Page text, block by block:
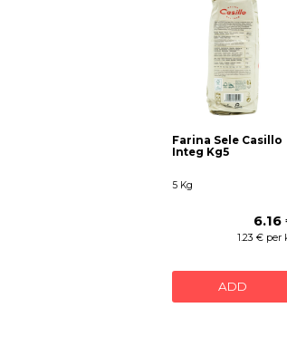
Farina Sele Casillo
Integ Kg5
5 Kg
6.16
1.23 € per
ADD